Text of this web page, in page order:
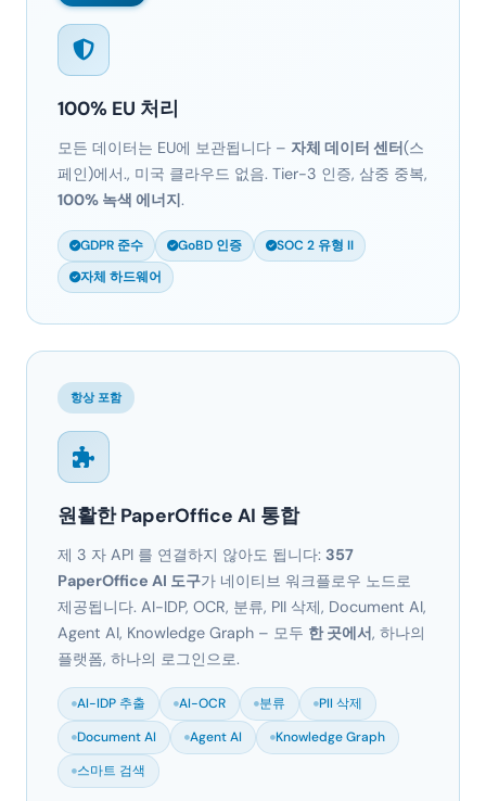
100% EU 처리
모든 데이터는 EU에 보관됩니다 – 자체 데이터 센터(스
페인)에서., 미국 클라우드 없음. Tier-3 인증, 삼중 중복,
100% 녹색 에너지 .
GDPR 준수 GoBD 인증
SOC 2 유형 II
자체 하드웨어
항상 포함
원활한 PaperOffice AI 통합
제 3 자 API 를 연결하지 않아도 됩니다: 357
PaperOffice AI 도구가 네이티브 워크플로우 노드로
제공됩니다. AI-IDP, OCR, 분류, PII 삭제, Document AI,
Agent AI, Knowledge Graph – 모두 한 곳에서, 하나의
플랫폼, 하나의 로그인으로.
AI-IDP 추출 AI-OCR 분류
PII 삭제
Document AI
Agent AI
Knowledge Graph
스마트 검색